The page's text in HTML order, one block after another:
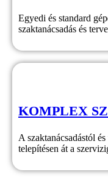
Egyedi és standard
szaktanácsadás és
KOMPLEX
A szaktanácsadástól
telepítésen át a